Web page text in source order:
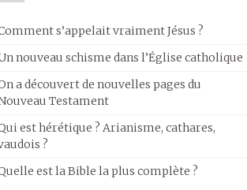
s’appelait vraiment Jésus ?
nouveau schisme dans l’Église catholique
a découvert de nouvelles pages du
Testament
est hérétique ? Arianisme, cathares,
?
est la Bible la plus complète ?